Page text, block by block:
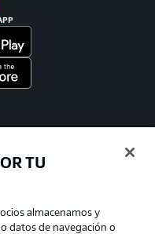
TU
almacenamos y
datos de navegación o